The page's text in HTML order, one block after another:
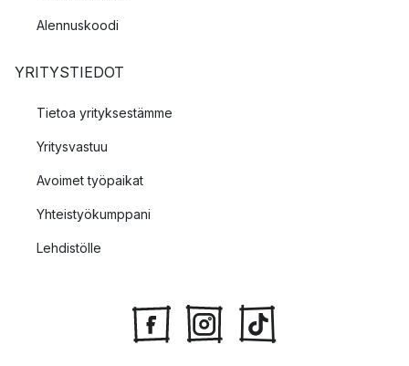
Alennuskoodi
YRITYSTIEDOT
Tietoa yrityksestämme
Yritysvastuu
Avoimet työpaikat
Yhteistyökumppani
Lehdistölle